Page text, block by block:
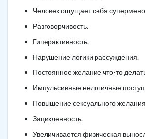
Человек ощущает себя
Разговорчивость.
Гиперактивность.
Нарушение логики рассуждения.
Постоянное желание что-то
Импульсивные нелогичные
Повышение сексуального
Зацикленность.
Увеличивается физическая